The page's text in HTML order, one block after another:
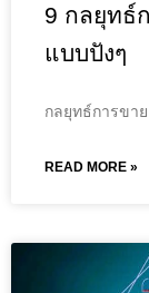
9 กลยุทธ์
แบบปังๆ
กลยุทธ์การขา
READ MORE »